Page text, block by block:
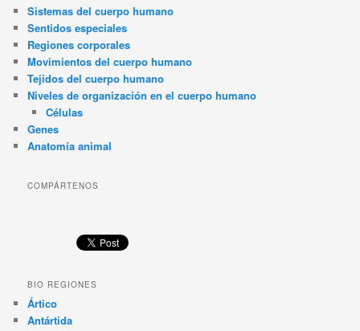
Sistemas del cuerpo humano
Sentidos especiales
Regiones corporales
Movimientos del cuerpo humano
Tejidos del cuerpo humano
Niveles de organización en el cuerpo humano
Células
Genes
Anatomía animal
COMPÁRTENOS
BIO REGIONES
Ártico
Antártida